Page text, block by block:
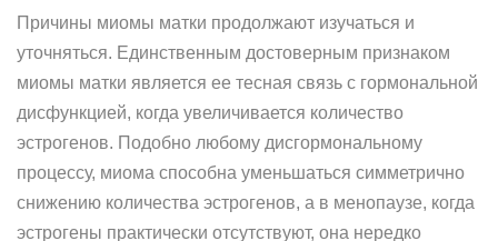
Причины миомы матки продолжают изучаться и
уточняться. Единственным достоверным признаком
миомы матки является ее тесная связь с гормональной
дисфункцией, когда увеличивается количество
эстрогенов. Подобно любому дисгормональному
процессу, миома способна уменьшаться симметрично
снижению количества эстрогенов, а в менопаузе, когда
эстрогены практически отсутствуют, она нередко